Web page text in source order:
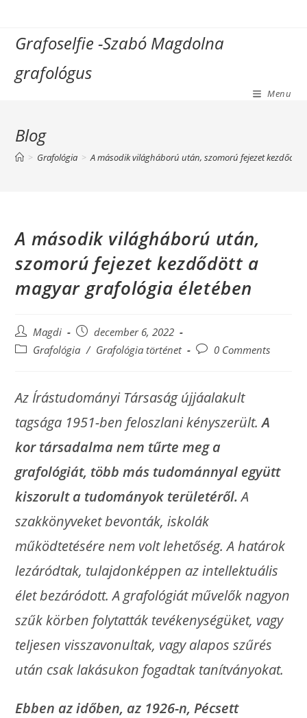
Grafoselfie -Szabó Magdolna
grafológus
Menu
Blog
> Grafológia > A második világháború után, szomorú fejezet
A második világháború után,
szomorú fejezet kezdődött a
magyar grafológia életében
Magdi
december 6, 2022
Grafológia / Grafológia történet 0 Comments
Az Írástudományi Társaság újjáalakult
tagsága 1951-ben feloszlani kényszerült.A
kor társadalma nem tűrte meg a
grafológiát, több más tudománnyal együtt
kiszorult a tudományok területéről.A
szakkönyveket bevonták, iskolák
működtetésére nem volt lehetőség. A határok
lezáródtak, tulajdonképpen az intellektuális
élet bezáródott. A grafológiát művelők nagyon
szűk körben folytatták tevékenységüket, vagy
teljesen visszavonultak, vagy alapos szűrés
után csak lakásukon fogadtak tanítványokat.
Ebben az időben, az 1926-n, Pécsett